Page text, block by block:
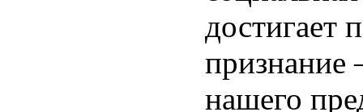
достигает
признание
нашего